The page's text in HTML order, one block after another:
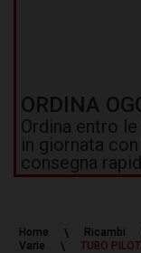
ORDINA
Ordina entro
in giornata con
consegna
Home Ricambi
Varie
TUBO